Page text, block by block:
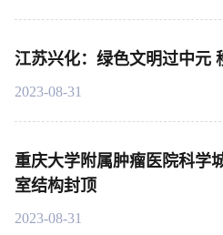
江苏兴化：绿色文明过中元
2023-08-31
重庆大学附属肿瘤医院科学
室结构封顶
2023-08-31